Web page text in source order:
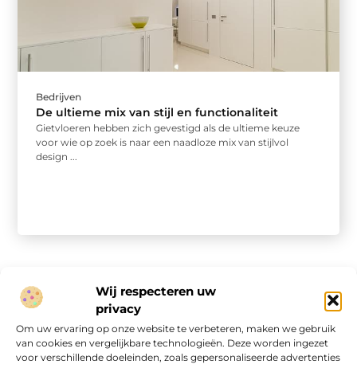
Wij respecteren uw
privacy
Om uw ervaring op onze website te verbeteren, maken we gebruik
van cookies en vergelijkbare technologieën. Deze worden ingezet
voor verschillende doeleinden, zoals gepersonaliseerde advertenties
Bedrijven
De ultieme mix van stijl en functionaliteit
Gietvloeren hebben zich gevestigd als de ultieme keuze
voor wie op zoek is naar een naadloze mix van stijlvol
design ...
Onze informatie